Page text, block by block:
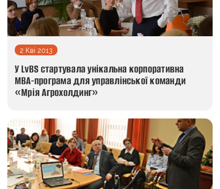
2 Кві 2013
У LvBS стартувала унікальна корпоративна
МВА-програма для управлінської команди
«Мрія Агрохолдинг»